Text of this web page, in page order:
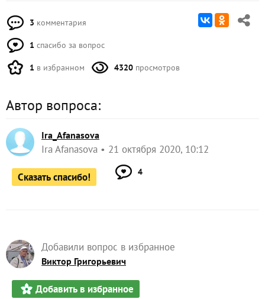
3 комментария
1 спасибо за вопрос
1 в избранном 4320 просмотров
Автор вопроса:
Ira_Afanasova
Ira Afanasova 21 октября 2020, 10:12
Сказать спасибо! 4
Добавили вопрос в избранное
Виктор Григорьевич
Добавить в избранное